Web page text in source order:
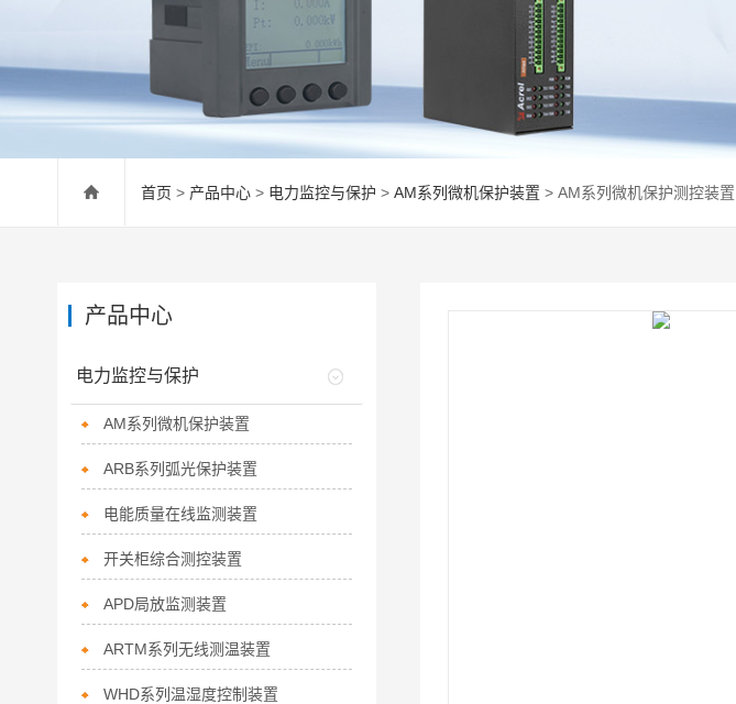
首页 > 产品中心 > 电力监控与保护 > AM系列微机保护装置 > AM系列微机保护测控装置
产品中心
电力监控与保护
AM系列微机保护装置
ARB系列弧光保护装置
电能质量在线监测装置
开关柜综合测控装置
APD局放监测装置
ARTM系列无线测温装置
WHD系列温湿度控制装置